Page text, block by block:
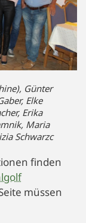
Günter
Elke
Erika
Maria
Schwarzc
finden
müssen